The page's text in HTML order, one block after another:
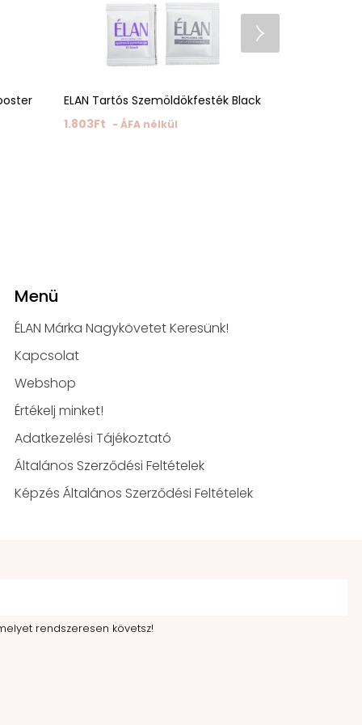
ELAN Tartós Szemöldökfesték Black
1.803Ft - ÁFA nélkül
Menü
ÉLAN Márka Nagykövetet Keresünk!
Kapcsolat
Webshop
Értékelj minket!
Adatkezelési Tájékoztató
Általános Szerződési Feltételek
Képzés Általános Szerződési Feltételek
rendszeresen követsz!